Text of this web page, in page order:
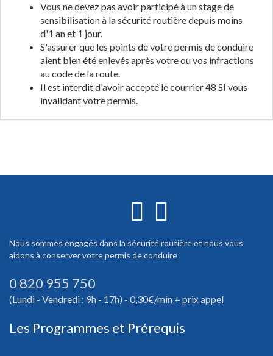
Vous ne devez pas avoir participé à un stage de
sensibilisation à la sécurité routière depuis moins
d'1 an et 1 jour.
S'assurer que les points de votre permis de conduire
aient bien été enlevés après votre ou vos infractions
au code de la route.
Il est interdit d'avoir accepté le courrier 48 SI vous
invalidant votre permis.
Nous sommes engagés dans la sécurité routière et nous vous
aidons à conserver votre permis de conduire
0 820 955 750
(Lundi - Vendredi : 9h - 17h) - 0,30€/min + prix appel
Les Programmes et Prérequis